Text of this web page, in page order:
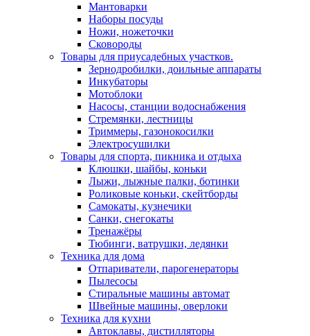
Мантоварки
Наборы посуды
Ножи, ножеточки
Сковороды
Товары для приусадебных участков.
Зернодробилки, доильные аппараты
Инкубаторы
Мотоблоки
Насосы, станции водоснабжения
Стремянки, лестницы
Триммеры, газонокосилки
Электросушилки
Товары для спорта, пикника и отдыха
Клюшки, шайбы, коньки
Лыжи, лыжные палки, ботинки
Роликовые коньки, скейтборды
Самокаты, кузнечики
Санки, снегокаты
Тренажёры
Тюбинги, ватрушки, ледянки
Техника для дома
Отпариватели, парогенераторы
Пылесосы
Стиральные машины автомат
Швейные машины, оверлоки
Техника для кухни
Автоклавы, дистилляторы